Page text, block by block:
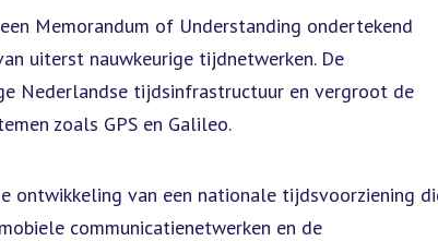
Memorandum of Understanding ondertekend
uiterst nauwkeurige tijdnetwerken. De
Nederlandse tijdsinfrastructuur en vergroot de
zoals GPS en Galileo.
ontwikkeling van een nationale tijdsvoorziening
communicatienetwerken en de